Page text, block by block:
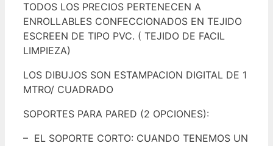
TODOS LOS PRECIOS PERTENECEN A
ENROLLABLES CONFECCIONADOS EN TEJIDO
ESCREEN DE TIPO PVC. ( TEJIDO DE FACIL
LIMPIEZA)
LOS DIBUJOS SON ESTAMPACION DIGITAL DE 1
MTRO/ CUADRADO
SOPORTES PARA PARED (2 OPCIONES):
– EL SOPORTE CORTO: CUANDO TENEMOS UN